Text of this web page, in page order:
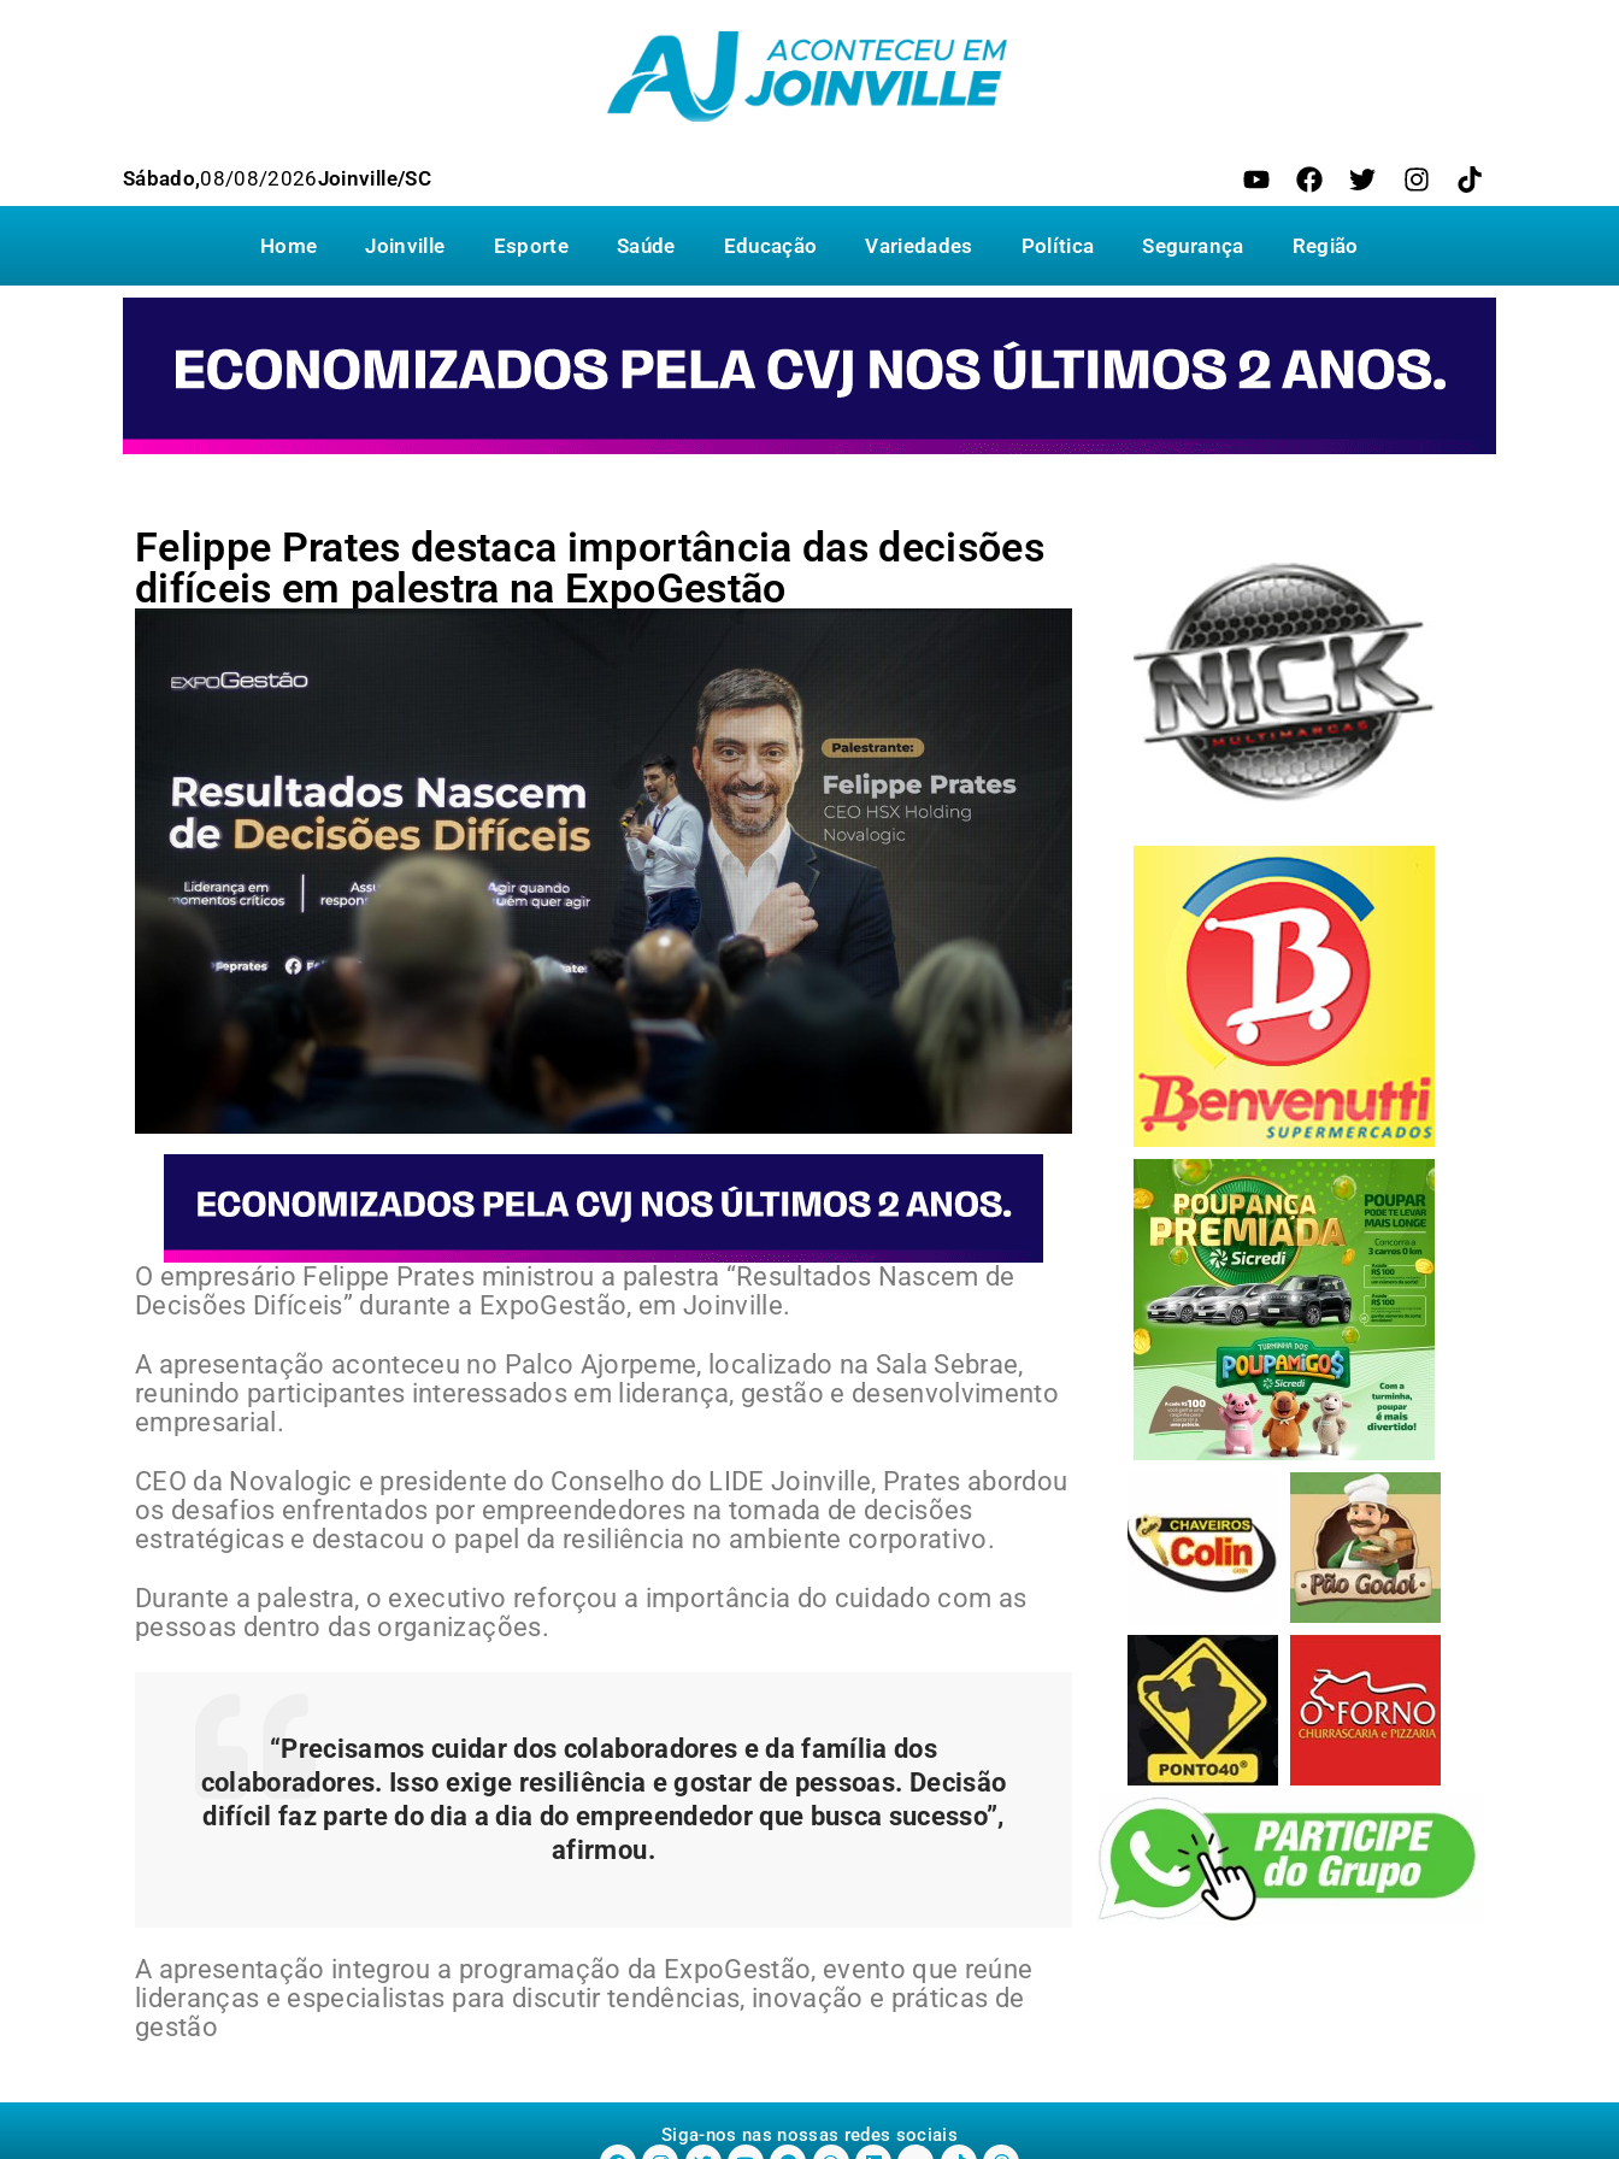
Sábado,08/08/2026Joinville/SC
Home Joinville Esporte Saúde Educação Variedades Política Segurança Região
Felippe Prates destaca importância das decisões
difíceis em palestra na ExpoGestão
O empresário Felippe Prates ministrou a palestra “Resultados Nascem de
Decisões Difíceis” durante a ExpoGestão, em Joinville.
A apresentação aconteceu no Palco Ajorpeme, localizado na Sala Sebrae,
reunindo participantes interessados em liderança, gestão e desenvolvimento
empresarial.
CEO da Novalogic e presidente do Conselho do LIDE Joinville, Prates abordou
os desafios enfrentados por empreendedores na tomada de decisões
estratégicas e destacou o papel da resiliência no ambiente corporativo.
Durante a palestra, o executivo reforçou a importância do cuidado com as
pessoas dentro das organizações.
“Precisamos cuidar dos colaboradores e da família dos
colaboradores. Isso exige resiliência e gostar de pessoas. Decisão
difícil faz parte do dia a dia do empreendedor que busca sucesso”,
afirmou.
A apresentação integrou a programação da ExpoGestão, evento que reúne
lideranças e especialistas para discutir tendências, inovação e práticas de
gestão
Siga-nos nas nossas redes sociais